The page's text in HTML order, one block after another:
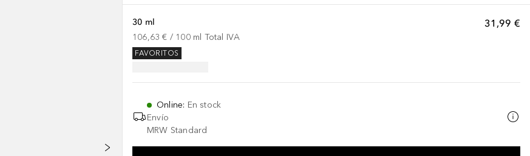
31,99 €
30 ml
106,63 € / 100 ml Total IVA
FAVORITOS
Online: En stock
Envío
MRW Standard